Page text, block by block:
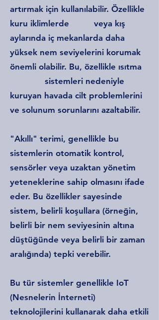
artırmak için kullanılabilir. Özellikle
kuru iklimlerde veya kış
aylarında iç mekanlarda daha
yüksek nem seviyelerini korumak
önemli olabilir. Bu, özellikle ısıtma
sistemleri nedeniyle
kuruyan havada cilt problemlerini
ve solunum sorunlarını azaltabilir.
"Akıllı" terimi, genellikle bu
sistemlerin otomatik kontrol,
sensörler veya uzaktan yönetim
yeteneklerine sahip olmasını ifade
eder. Bu özellikler sayesinde
sistem, belirli koşullara (örneğin,
belirli bir nem seviyesinin altına
düştüğünde veya belirli bir zaman
aralığında) tepki verebilir.
Bu tür sistemler genellikle IoT
(Nesnelerin İnterneti)
teknolojilerini kullanarak daha etkili